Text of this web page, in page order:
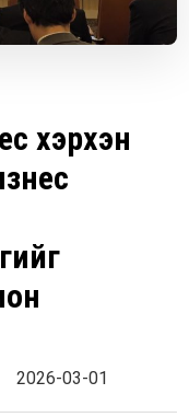
хэрхэн
2026-03-01